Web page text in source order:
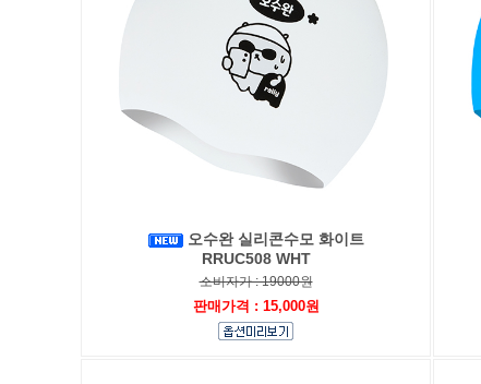
오수완 실리콘수모 화이트
RRUC508 WHT
소비자가 : 19000원
판매가격 : 15,000원